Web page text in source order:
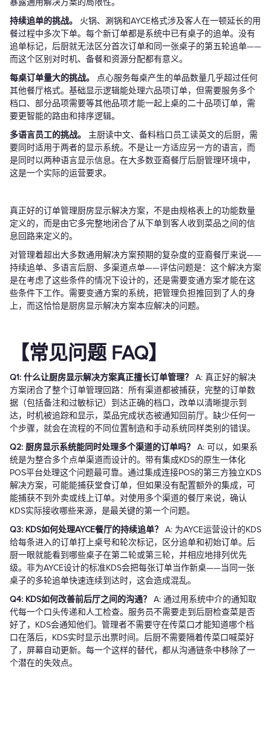
暴露通用解决方案的局限性。
持续追单的挑战。
火锅、涮锅和AYCE格式涉及客人在一顿延长的用
餐过程中多次下单。每个新订单都是系统中已有桌子的追单。没有
追单标记，后厨就无法区分首次订单和同一张桌子的第五轮追单——
而这个区别对时机、备餐和资源分配都有意义。
每桌订单量大的挑战。
点心服务每桌产生的单品数量几乎超过任何
其他餐厅格式。基础显示逻辑能处理六品项订单，但需要服务多个
档口、部分品项需要等其他品项才能一起上桌的二十品项订单，需
要更智能的路由和排序逻辑。
多语言员工的挑战。
主厨读中文、备料档口员工读英文的后厨，需
要同时适用于两者的显示系统。不是让一方适应另一方的语言，而
是同时以两种语言显示信息。在大多数亚裔餐厅后厨管理环境中，
这是一个实际的运营要求。
真正好的订单管理厨房显示解决方案，不是由规格表上的功能数量
定义的，而是由它多完整地闭合了从下单到客人收到菜品之间的信
息回路来定义的。
对管理着超出大多数通用解决方案预期的复杂度的亚裔餐厅来说——
持续追单、多语言后厨、多渠道点单——评估问题是：这个解决方案
是在考虑了这些条件的情况下设计的，还是需要变通方案才能在这
些条件下工作。需要变通方案的系统，把管理负担推回到了人的身
上，而这恰恰是厨房显示解决方案本应解决的问题。
【常见问题 FAQ】
Q1: 什么让厨房显示解决方案真正擅长订单管理？
A: 真正好的解决
方案闭合了整个订单管理回路：所有渠道都被捕获，完整的订单数
据（包括备注和过敏标记）到达正确的档口，改单以清晰提示到
达，时机被追踪和显示，菜品完成状态被通知回前厅。缺少任何一
个步骤，就会在流程的不同位置制造和手动系统同样类别的错误。
Q2: 厨房显示系统能同时处理多个渠道的订单吗？
A: 可以，如果系
统是为整合多个点单渠道而设计的。带有集成KDS的原生一体化
POS平台处理这个问题最可靠。通过集成连接POS的第三方独立KDS
解决方案，可能能捕获堂食订单，但如果没有配置额外的集成，可
能捕获不到外卖或线上订单。对使用多个渠道的餐厅来说，确认
KDS实际接收哪些来源，是最关键的第一个问题。
Q3: KDS如何处理AYCE餐厅的持续追单？
A: 为AYCE运营设计的KDS
给每条进入的订单打上桌号和轮次标记，区分追单和初始订单。后
厨一眼就能看到哪些桌子在第二轮或第三轮，并相应地排列优先
级。非为AYCE设计的标准KDS会把每张订单当作新桌——当同一张
桌子的多轮追单快速连续到达时，这会造成混乱。
Q4: KDS如何改善前后厅之间的沟通？
A: 通过用系统中介的通知取
代每一个口头传递和人工检查。服务员不需要走到后厨检查菜是否
好了，KDS会通知他们。管理者不需要守在传菜口才能知道哪个档
口在落后，KDS实时显示出票时间。后厨不需要隔着传菜口喊菜好
了，屏幕自动更新。每一个这样的替代，都从沟通链条中移除了一
个潜在的失效点。